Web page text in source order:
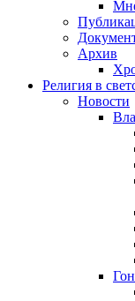
Архив
Религия в
Новости